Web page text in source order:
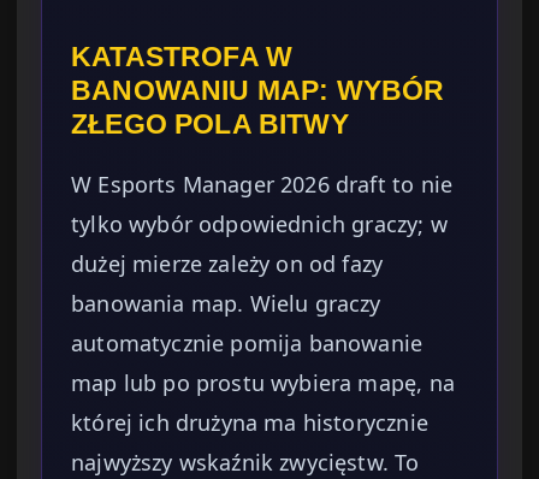
KATASTROFA W
BANOWANIU MAP: WYBÓR
ZŁEGO POLA BITWY
W Esports Manager 2026 draft to nie
tylko wybór odpowiednich graczy; w
dużej mierze zależy on od fazy
banowania map. Wielu graczy
automatycznie pomija banowanie
map lub po prostu wybiera mapę, na
której ich drużyna ma historycznie
najwyższy wskaźnik zwycięstw. To